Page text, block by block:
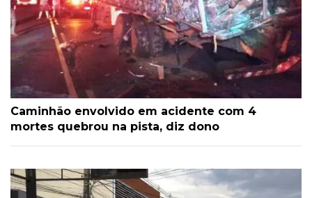
Caminhão envolvido em acidente com 4
mortes quebrou na pista, diz dono